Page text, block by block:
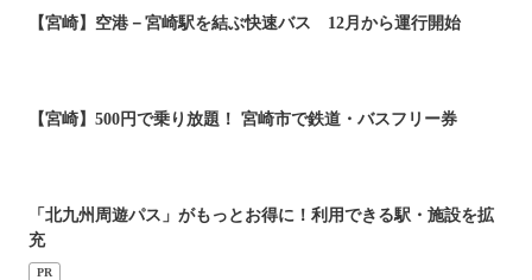
【宮崎】空港－宮崎駅を結ぶ快速バス 12月から運行開始
【宮崎】500円で乗り放題！ 宮崎市で鉄道・バスフリー券
「北九州周遊パス」がもっとお得に！利用できる駅・施設を拡
充
PR